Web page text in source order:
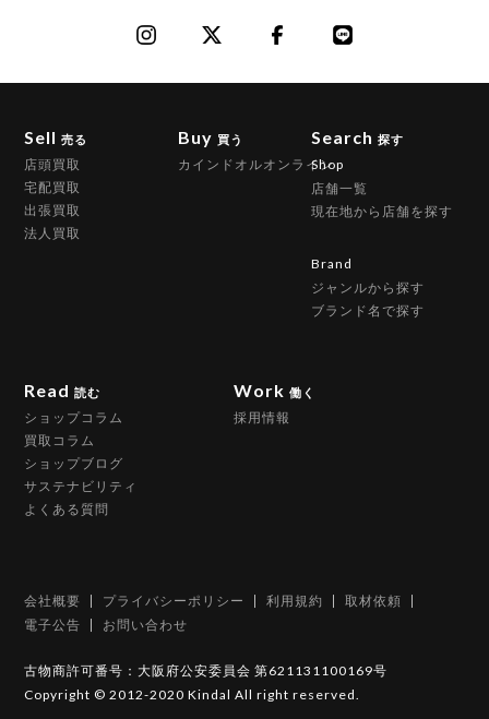
Sell売る
店頭買取
宅配買取
出張買取
法人買取
Buy 買う
カインドオルオンライン
Search 探す
Shop
店舗一覧
現在地から店舗を探す
Brand
ジャンルから探す
ブランド名で探す
Read読む
ショップコラム
買取コラム
ショップブログ
サステナビリティ
よくある質問
Work 働く
採用情報
会社概要 プライバシーポリシー 利用規約
取材依頼
電子公告
お問い合わせ
古物商許可番号：大阪府公安委員会 第621131100169号
Copyright © 2012-2020 Kindal All right reserved.